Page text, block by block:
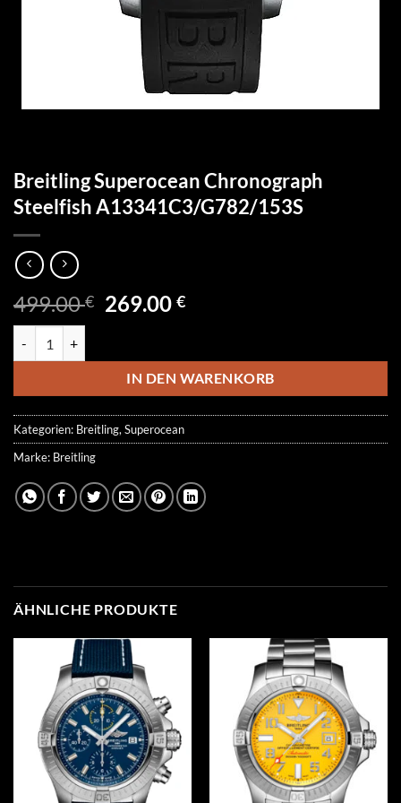
Breitling Superocean Chronograph
Steelfish A13341C3/G782/153S
499.00€ Ursprünglicher
499.00 €
269.00€Aktueller
269.00 €.
IN DEN WARENKORB
Kategorien: Breitling, Superocean
Marke: Breitling
ÄHNLICHE PRODUKTE